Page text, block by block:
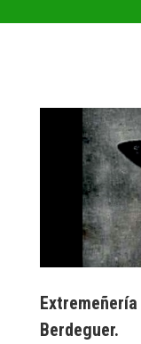
Berdeguer.